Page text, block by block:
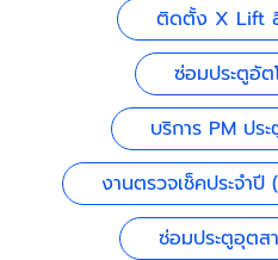
ติดตั้ง X Lift
ซ่อมประตูอั
บริการ PM ปร
งานตรวจเช็คประจำ
ซ่อมประตูอุตส